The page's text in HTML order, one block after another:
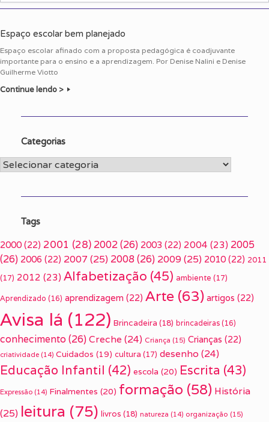
Espaço escolar bem planejado
Espaço escolar afinado com a proposta pedagógica é coadjuvante
importante para o ensino e a aprendizagem. Por Denise Nalini e Denise
Guilherme Viotto
Continue lendo >
Categorias
Categorias
Tags
2000 (22) 2001 (28) 2002(26) 2003 (22) 2004 (23) 2005
(26) 2006 (22) 2007 (25) 2008(26) 2009(25) 2010 (22) 2011
(17) 2012 (23) Alfabetização (45) ambiente (17)
Aprendizado (16) aprendizagem (22) Arte (63) artigos (22)
Avisa lá (122) Brincadeira (18) brincadeiras (16)
conhecimento(26) Creche (24) Criança (15) Crianças (22)
criatividade (14) Cuidados (19) cultura (17) desenho (24)
Educação Infantil (42) escola (20) Escrita (43)
Expressão (14) Finalmentes (20) formação (58) História
(25) leitura (75) livros (18) natureza (14) organização (15)